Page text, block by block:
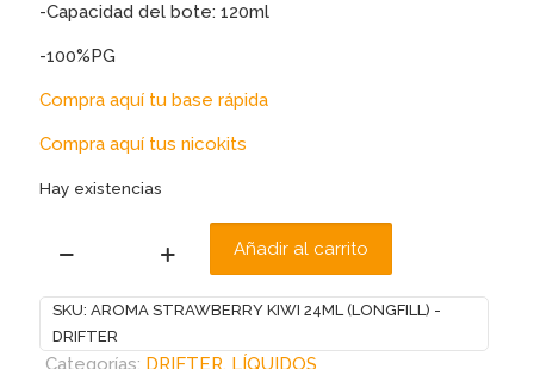
-Capacidad del bote: 120ml
-100%PG
Compra aquí tu base rápida
Compra aquí tus nicokits
Hay existencias
AROMA
KIWI
24ML
Añadir al carrito
SKU: AROMA STRAWBERRY KIWI 24ML (LONGFILL) -
DRIFTER
Categorías: DRIFTER, LÍQUIDOS